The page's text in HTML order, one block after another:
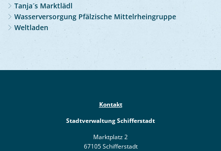
Tanja´s Marktlädl
Wasserversorgung Pfälzische Mittelrheingruppe
Weltladen
Kontakt
Stadtverwaltung Schifferstadt
Marktplatz 2
67105 Schifferstadt